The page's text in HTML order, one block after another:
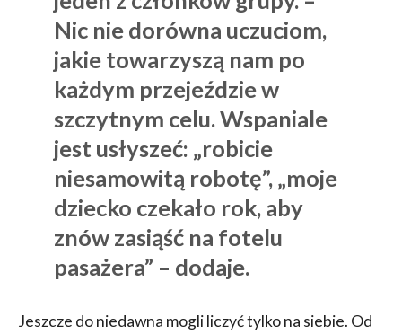
Nic nie dorówna uczuciom,
jakie towarzyszą nam po
każdym przejeździe w
szczytnym celu. Wspaniale
jest usłyszeć: „robicie
niesamowitą robotę”, „moje
dziecko czekało rok, aby
znów zasiąść na fotelu
pasażera” – dodaje.
Jeszcze do niedawna mogli liczyć tylko na siebie. Od